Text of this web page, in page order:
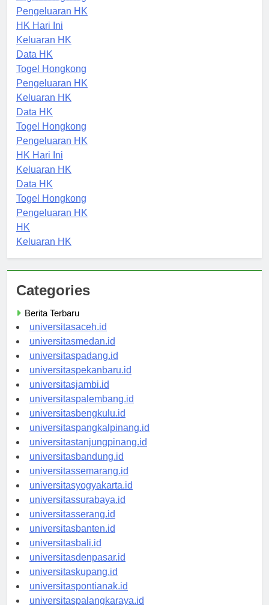
Togel Hongkong
Pengeluaran HK
HK Hari Ini
Keluaran HK
Data HK
Togel Hongkong
Pengeluaran HK
Keluaran HK
Data HK
Togel Hongkong
Pengeluaran HK
HK Hari Ini
Keluaran HK
Data HK
Togel Hongkong
Pengeluaran HK
HK
Categories
Berita Terbaru
universitasaceh.id
universitasmedan.id
universitaspadang.id
universitaspekanbaru.id
universitasjambi.id
universitaspalembang.id
universitasbengkulu.id
universitaspangkalpinang.id
universitastanjungpinang.id
universitasbandung.id
universitassemarang.id
universitasyogyakarta.id
universitassurabaya.id
universitasserang.id
universitasbanten.id
universitasbali.id
universitasdenpasar.id
universitaskupang.id
universitaspontianak.id